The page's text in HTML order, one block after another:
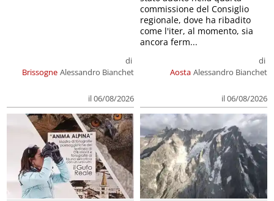
Brissogne
di
Alessandro Bianchet
il 06/08/2026
Aosta
di
Alessandro Bianchet
il 06/08/2026
commissione del Consiglio
regionale, dove ha ribadito
come l'iter, al momento, sia
ancora ferm...